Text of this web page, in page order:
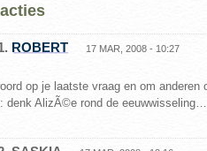
ROBERT 17 MAR, 2008 - 10:27
op je laatste vraag en om anderen
denk AlizÃ©e rond de